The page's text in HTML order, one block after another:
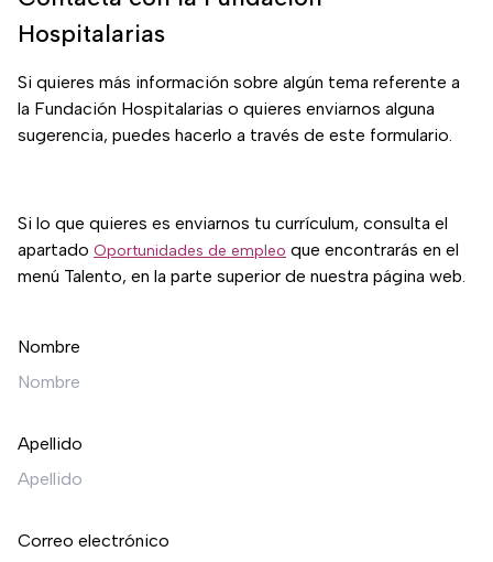
Hospitalarias
Si quieres más información sobre algún tema referente a
la Fundación Hospitalarias o quieres enviarnos alguna
sugerencia, puedes hacerlo a través de este formulario.
Si lo que quieres es enviarnos tu currículum, consulta el
apartado Oportunidades de empleo que encontrarás en el
menú Talento, en la parte superior de nuestra página web.
Nombre
Apellido
Correo electrónico